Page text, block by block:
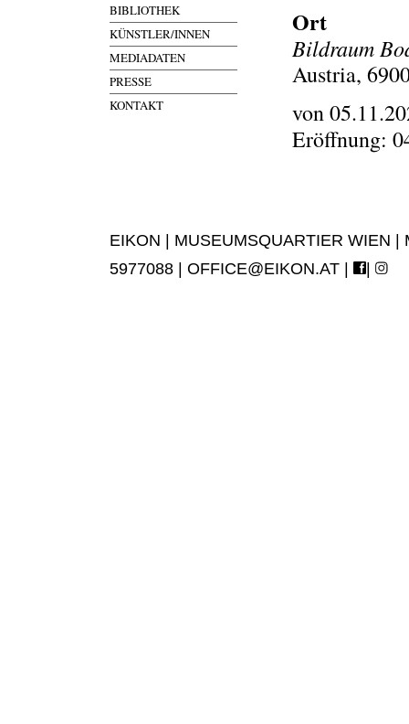
BIBLIOTHEK
KÜNSTLER/INNEN
MEDIADATEN
PRESSE
KONTAKT
Ort
Bildraum
Austria,
von
Eröffnung:
EIKON | MUSEUMSQUARTIER WIEN
5977088 | OFFICE@EIKON.AT | |